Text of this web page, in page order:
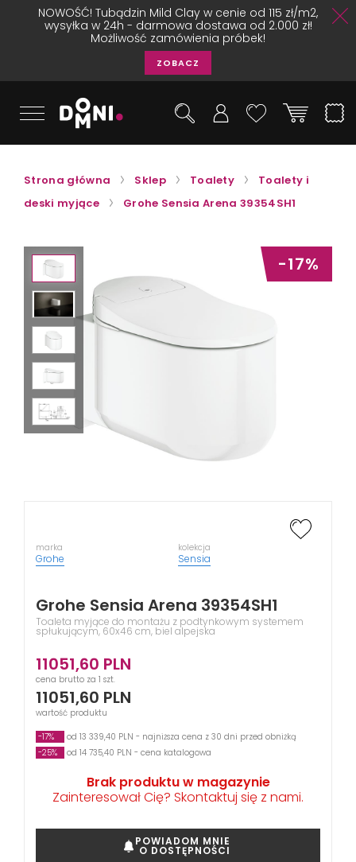
NOWOŚĆ! Tubądzin Mild Clay w cenie od 115 zł/m2,
wysyłka w 24h - darmowa dostawa od 2.000 zł!
Możliwość zamówienia próbek!
ZOBACZ
Strona główna Sklep Toalety
Toalety i
deski myjące
Grohe Sensia Arena 39354SH1
-17%
marka
Grohe
kolekcja
Sensia
Grohe Sensia Arena 39354SH1
Toaleta myjące do montażu z podtynkowym systemem
spłukującym, 60x46 cm, biel alpejska
11051,60 PLN
cena brutto za 1 szt.
11051,60 PLN
wartość produktu
-17%
od 13 339,40 PLN - najniższa cena z 30 dni przed obniżką
-25%
od 14 735,40 PLN - cena katalogowa
Brak produktu w magazynie
Zainteresował Cię? Skontaktuj się z nami.
POWIADOM MNIE
O DOSTĘPNOŚCI